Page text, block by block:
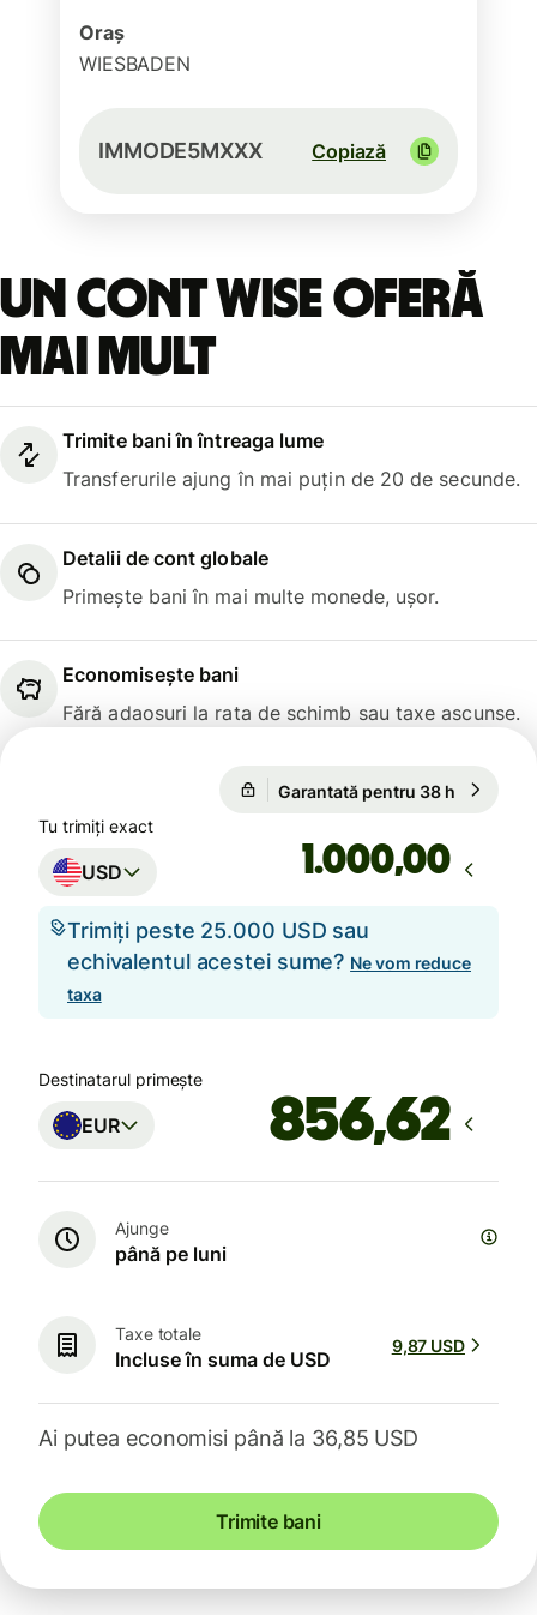
Oraș
WIESBADEN
IMMODE5MXXX Copiază
Un cont Wise oferă
mai mult
Trimite bani în întreaga lume
Transferurile ajung în mai puțin de 20 de secunde.
Detalii de cont globale
Primește bani în mai multe monede, ușor.
Economisește bani
Fără adaosuri la rata de schimb sau taxe ascunse.
Garantată pentru 38 h
Tu trimiți exact
USD ,00
Trimiți peste 25.000 USD sau
echivalentul acestei sume? Ne vom reduce
taxa
Destinatarul primește
EUR
Ajunge
până pe luni
Taxe totale
Incluse în suma de USD
9,87 USD
Ai putea economisi până la 36,85 USD
Trimite bani